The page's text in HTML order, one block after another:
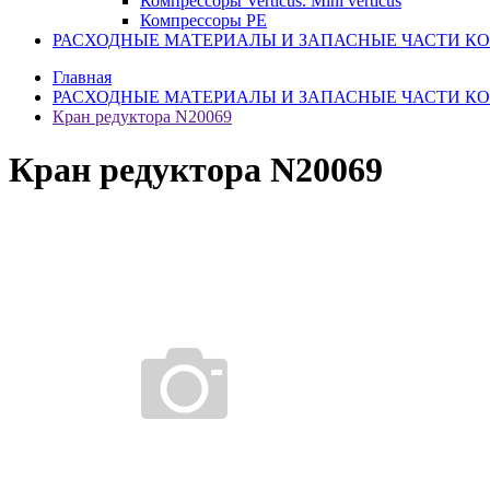
Компрессоры PE
РАСХОДНЫЕ МАТЕРИАЛЫ И ЗАПАСНЫЕ ЧАСТИ
Главная
РАСХОДНЫЕ МАТЕРИАЛЫ И ЗАПАСНЫЕ ЧАСТИ
Кран редуктора N20069
Кран редуктора N20069